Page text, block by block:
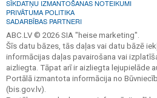
SĪKDATŅU IZMANTOŠANAS NOTEIKUMI
PRIVĀTUMA POLITIKA
SADARBĪBAS PARTNERI
ABC.LV © 2026 SIA "heise marketing".
Šīs datu bāzes, tās daļas vai datu bāzē
informācijas daļas pavairošana vai
aizliegta. Tāpat arī ir aizliegta lejupielāde
Portālā izmantota informācija no
(bis.gov.lv).